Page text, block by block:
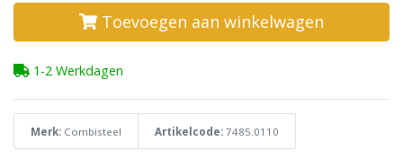
Toevoegen aan winkelwagen
1-2 Werkdagen
Merk: Combisteel Artikelcode: 7485.0110